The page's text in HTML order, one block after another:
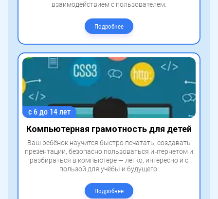
взаимодействием с пользователем.
Подробнее
с 6 до 14 лет
Компьютерная грамотность для детей
Ваш ребёнок научится быстро печатать, создавать
презентации, безопасно пользоваться интернетом и
разбираться в компьютере — легко, интересно и с
пользой для учёбы и будущего.
Подробнее